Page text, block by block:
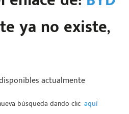
ya no existe,
actualmente
búsqueda dando clic aquí